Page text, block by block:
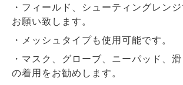
・フィールド、シューティングレン
お願い致します。
・メッシュタイプも使用可能です。
・マスク、グローブ、ニーパッド、
の着用をお勧めします。